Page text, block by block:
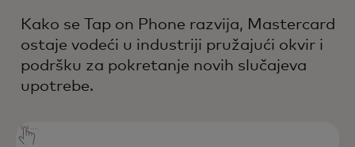
Kako se Tap on Phone razvija, Mastercard
ostaje vodeći u industriji pružajući okvir i
podršku za pokretanje novih slučajeva
upotrebe.